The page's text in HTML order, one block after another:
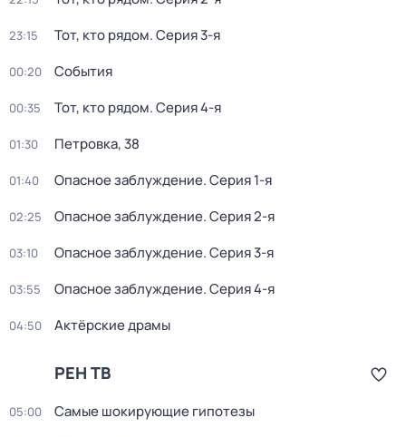
23:15 Тот, кто рядом. Серия 3-я
00:20 События
00:35 Тот, кто рядом. Серия 4-я
01:30 Петровка, 38
01:40 Опасное заблуждение. Серия 1-я
02:25 Опасное заблуждение. Серия 2-я
03:10 Опасное заблуждение. Серия 3-я
03:55 Опасное заблуждение. Серия 4-я
04:50 Актёрские драмы
РЕН ТВ
05:00 Самые шoкиpующие гипотезы